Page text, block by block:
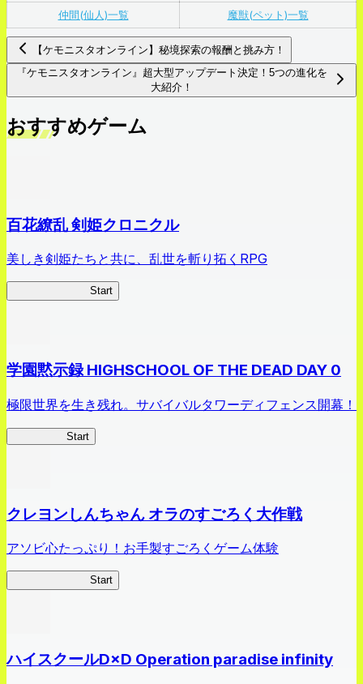
仲間(仙人)一覧
魔獣(ペット)一覧
【ケモニスタオンライン】秘境探索の報酬と挑み方！
『ケモニスタオンライン』超大型アップデート決定！5つの進化を
大紹介！
おすすめゲーム
百花繚乱 剣姫クロニクル
美しき剣姫たちと共に、乱世を斬り拓くRPG
Start
学園黙示録 HIGHSCHOOL OF THE DEAD DAY 0
極限世界を生き残れ。サバイバルタワーディフェンス開幕！
Start
クレヨンしんちゃん オラのすごろく大作戦
アソビ心たっぷり！お手製すごろくゲーム体験
Start
ハイスクールD×D Operation paradise infinity